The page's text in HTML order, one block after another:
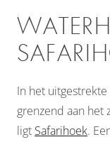
In het uitgestrekte
grenzend aan het
ligt Safarihoek.